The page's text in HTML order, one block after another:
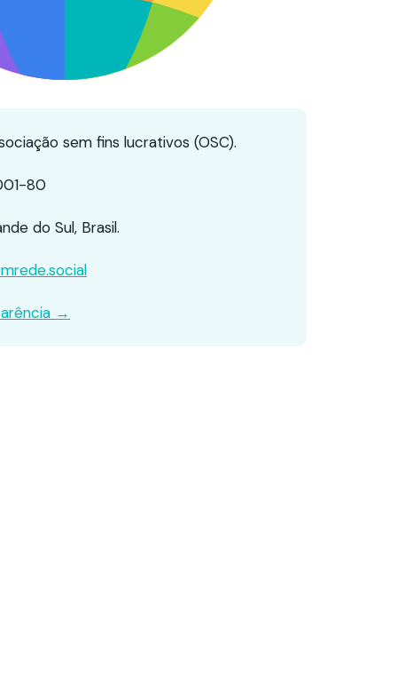
sem fins lucrativos (OSC).
80
do Sul, Brasil.
→